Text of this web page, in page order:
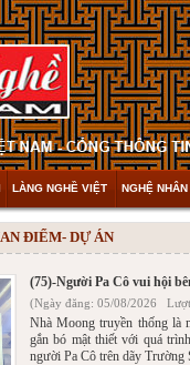
LÀNG NGHỀ VIỆT NGHỆ
ĐIỂM- DỰ ÁN
(75)-Người Pa Cô vui hội
(Ngày đăng: 05/08/2026
Nhà Moong truyền thống là
gắn bó mật thiết với quá
người Pa Cô trên dãy Trường